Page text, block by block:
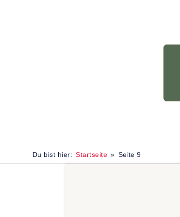
Du bist hier: Startseite Seite 9